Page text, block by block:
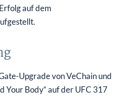
auf dem
Upgrade von VeChain und
Your Body“ auf der UFC 317